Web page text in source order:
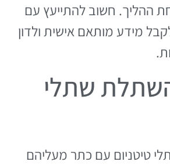
ההליך. חשוב להתייעץ עם
מידע מותאם אישית ולדון
שתלי
טיטניום עם כתר מעליהם